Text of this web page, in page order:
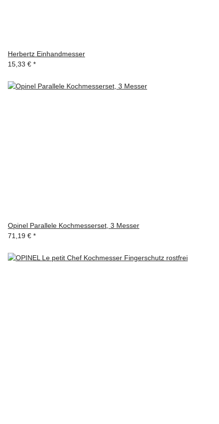
Herbertz Einhandmesser
15,33 € *
Opinel Parallele Kochmesserset, 3 Messer
71,19 € *